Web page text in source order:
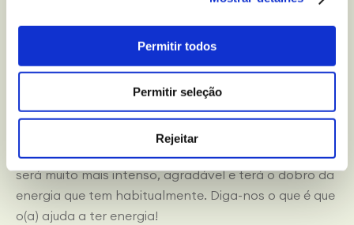
Permitir todos
Permitir seleção
Rejeitar
almoçar mais tarde. Descubra quais são os
elementos que formam umpequeno-almoço nota 10!
Também poderá ler a nossa proposta de3
pequenos-almoços tradicionaise maravilhosos.
Comece o dia sem pressa, vá para a rua motivado(a),
sorria e cumpra os seus objetivos, verá como o dia
será muito mais intenso, agradável e terá o dobro da
energia que tem habitualmente. Diga-nos o que é que
o(a) ajuda a ter energia!